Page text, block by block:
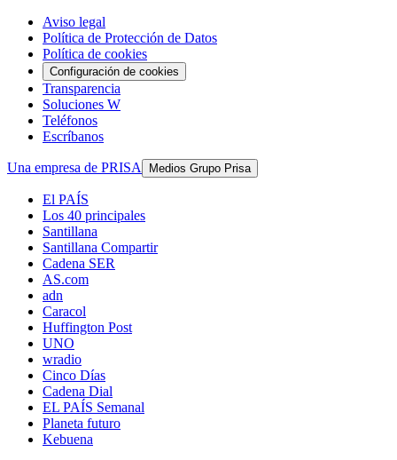
Aviso legal
Política de Protección de Datos
Política de cookies
Configuración de cookies
Transparencia
Soluciones W
Teléfonos
Escríbanos
Una empresa de PRISA Medios Grupo Prisa
El PAÍS
Los 40 principales
Santillana
Santillana Compartir
Cadena SER
AS.com
adn
Caracol
Huffington Post
UNO
wradio
Cinco Días
Cadena Dial
EL PAÍS Semanal
Planeta futuro
Kebuena